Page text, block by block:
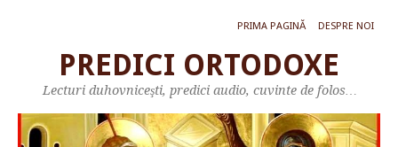
PRIMA PAGINĂ DESPRE NOI
PREDICI ORTODOXE
Lecturi duhovniceşti, predici audio, cuvinte de folos…